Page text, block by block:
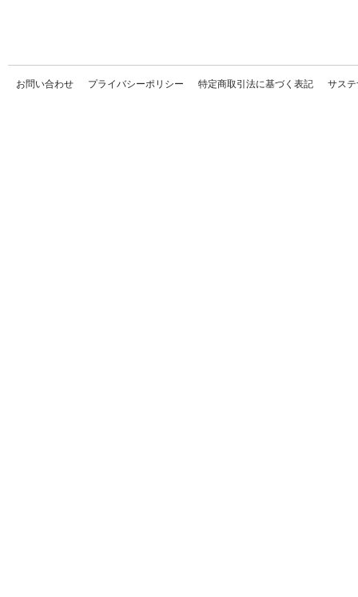
お問い合わせ プライバシーポリシー 特定商取引法に基づく表記 サス